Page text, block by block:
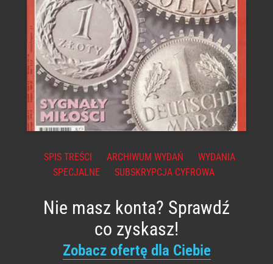
SPIS TREŚCI ARCHIWUM WYDAŃ
WYDANIA
SPECJALNE
SUBSKRYPCJA CYFROWA
Nie masz konta? Sprawdź
co zyskasz!
Zobacz ofertę dla Ciebie